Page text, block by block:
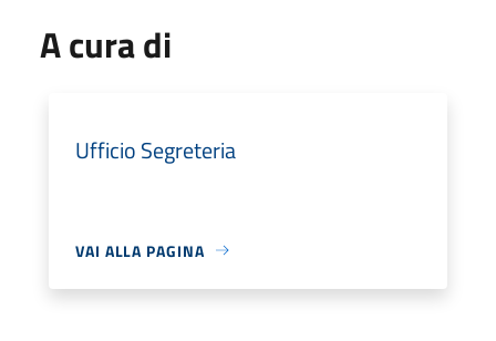
A cura di
Ufficio Segreteria
VAI ALLA PAGINA